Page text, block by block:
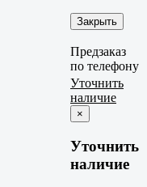
Закрыть
Предзаказ
по телефону
Уточнить
наличие
×
Уточнить
наличие